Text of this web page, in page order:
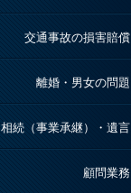
交通事故の損害賠償
離婚・男女の問題
相続（事業承継）・遺言
顧問業務